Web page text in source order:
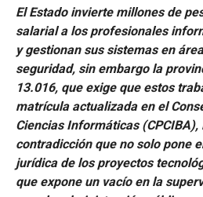
El Estado invierte millones de
salarial a los profesionales
y gestionan sus sistemas en
seguridad, sin embargo la
13.016, que exige que estos
matrícula actualizada en el
Ciencias Informáticas
contradicción que no solo pone
jurídica de los proyectos
que expone un vacío en la